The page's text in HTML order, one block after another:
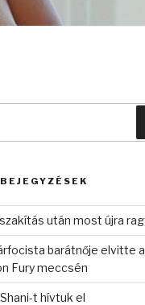
után most újra
barátnője elvitte a
Fury meccsén
t hívtuk el